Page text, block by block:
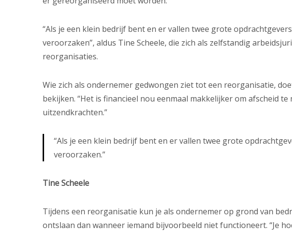
“Als je een klein bedrijf bent en er vallen twee grote
veroorzaken”, aldus Tine Scheele, die zich als zelfstandig
reorganisaties.
Wie zich als ondernemer gedwongen ziet tot een reorganisatie,
bekijken. “Het is financieel nou eenmaal makkelijker om afscheid
uitzendkrachten.”
“Als je een klein bedrijf bent en er vallen twee grote
veroorzaken.”
Tine Scheele
Tijdens een reorganisatie kun je als ondernemer op grond van
ontslaan dan wanneer iemand bijvoorbeeld niet functioneert. “Je